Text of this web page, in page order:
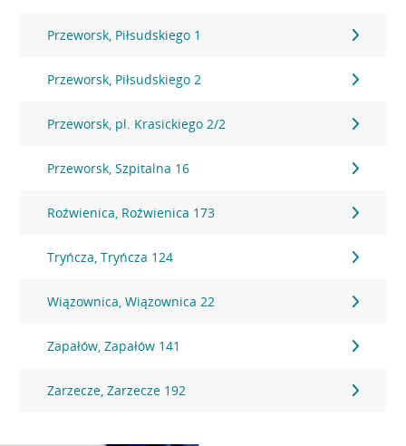
Przeworsk, Piłsudskiego 1
Przeworsk, Piłsudskiego 2
Przeworsk, pl. Krasickiego 2/2
Przeworsk, Szpitalna 16
Roźwienica, Roźwienica 173
Tryńcza, Tryńcza 124
Wiązownica, Wiązownica 22
Zapałów, Zapałów 141
Zarzecze, Zarzecze 192